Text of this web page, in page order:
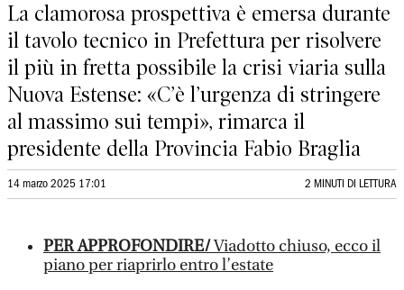
La clamorosa prospettiva è emersa durante
il tavolo tecnico in Prefettura per risolvere
il più in fretta possibile la crisi viaria sulla
Nuova Estense: «C’è l’urgenza di stringere
al massimo sui tempi», rimarca il
presidente della Provincia Fabio Braglia
14 marzo 2025 17:01 2 MINUTI DI LETTURA
PER APPROFONDIRE/Viadotto chiuso, ecco il
piano per riaprirlo entro l’estate